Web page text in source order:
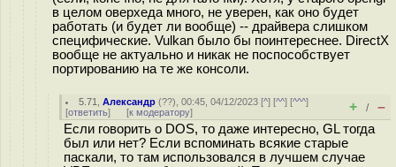
в целом оверхеда много, не уверен, как оно будет
работать (и будет ли вообще) -- драйвера слишком
специфические. Vulkan было бы поинтереснее. DirectX
вообще не актуально и никак не поспособствует
портированию на те же консоли.
5.71 ,Александр (??), 00:45, 04/12/2023 [^] [^^] [^^^]
[ответить] [к модератору] + / –
Если говорить о DOS, то даже интересно, GL тогда
был или нет? Если вспоминать всякие старые
паскали, то там использовался в лучшем случае